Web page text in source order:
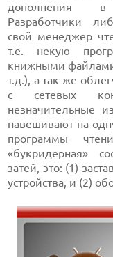
дополнения в
Разработчики
свой менеджер
т.е. некую
книжными файлами
т.д.), а так же
с сетевых
незначительные
навешивают на
программы
«букридерная»
затей, это: (1)
устройства, и (2)